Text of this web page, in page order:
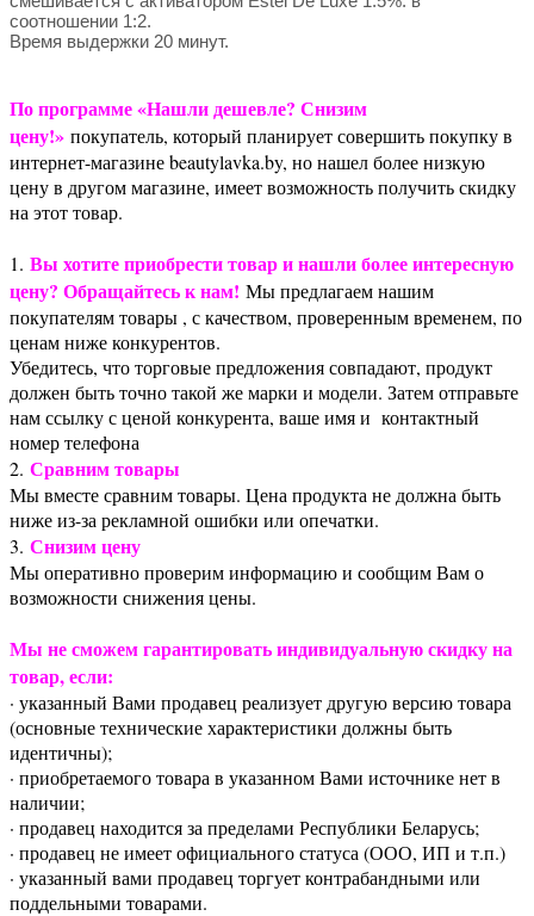
соотношении 1:2.
Время выдержки 20 минут.
По программе «Нашли дешевле? Снизим
цену!» покупатель, который планирует совершить покупку в
интернет-магазине beautylavka.by, но нашел более низкую
цену в другом магазине, имеет возможность получить скидку
на этот товар.
1. Вы хотите приобрести товар и нашли более интересную
цену? Обращайтесь к нам! Мы предлагаем нашим
покупателям товары , с качеством, проверенным временем, по
ценам ниже конкурентов.
Убедитесь, что торговые предложения совпадают, продукт
должен быть точно такой же марки и модели. Затем отправьте
нам ссылку с ценой конкурента, ваше имя и контактный
номер телефона
2. Сравним товары
Мы вместе сравним товары. Цена продукта не должна быть
ниже из-за рекламной ошибки или опечатки.
3. Снизим цену
Мы оперативно проверим информацию и сообщим Вам о
возможности снижения цены.
Мы не сможем гарантировать индивидуальную скидку на
товар, если:
· указанный Вами продавец реализует другую версию товара
(основные технические характеристики должны быть
идентичны);
· приобретаемого товара в указанном Вами источнике нет в
наличии;
· продавец находится за пределами Республики Беларусь;
· продавец не имеет официального статуса (ООО, ИП и т.п.)
· указанный вами продавец торгует контрабандными или
поддельными товарами.